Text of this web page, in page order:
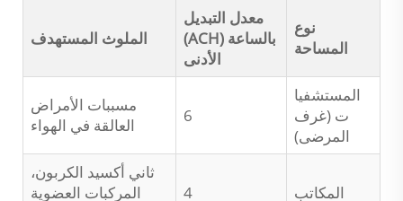
نوع
المساحة
معدل التبديل
بالساعة (ACH)
الأدنى
الملوث المستهدف
المستشفيا
ت (غرف
المرضى)
6
مسببات الأمراض
العالقة في الهواء
المكاتب 4
ثاني أكسيد الكربون،
المركبات العضوية